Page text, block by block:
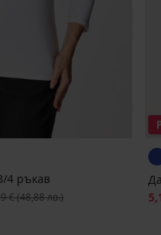
4 ръкав
цена
€(48,88 лв.)